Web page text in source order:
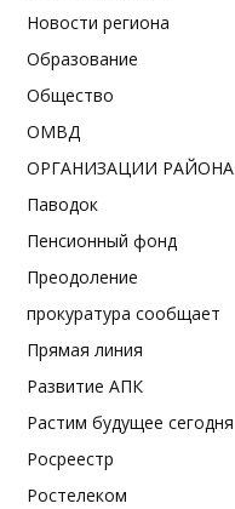
Новости региона
Образование
Общество
ОМВД
ОРГАНИЗАЦИИ РАЙОНА
Паводок
Пенсионный фонд
Преодоление
прокуратура сообщает
Прямая линия
Развитие АПК
Растим будущее сегодня
Росреестр
Ростелеком